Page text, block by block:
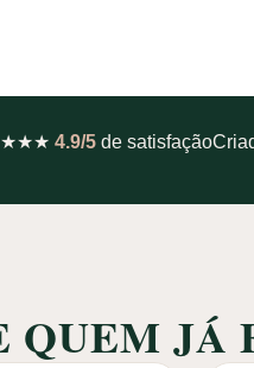
4.9/5 de satisfação
QUEM JÁ